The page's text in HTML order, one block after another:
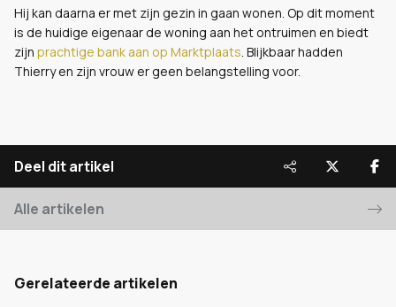
Hij kan daarna er met zijn gezin in gaan wonen. Op dit moment
is de huidige eigenaar de woning aan het ontruimen en biedt
zijn prachtige bank aan op Marktplaats. Blijkbaar hadden
Thierry en zijn vrouw er geen belangstelling voor.
Deel dit artikel
Alle artikelen
Gerelateerde artikelen